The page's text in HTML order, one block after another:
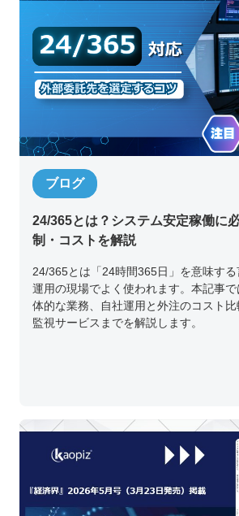
ブログ
24/365とは？システム安定稼働に
制・コストを解説
24/365とは「24時間365日」を意味す
運用の現場でよく使われます。本記事
体的な業務、自社運用と外注のコスト比
監視サービスまでを解説します。